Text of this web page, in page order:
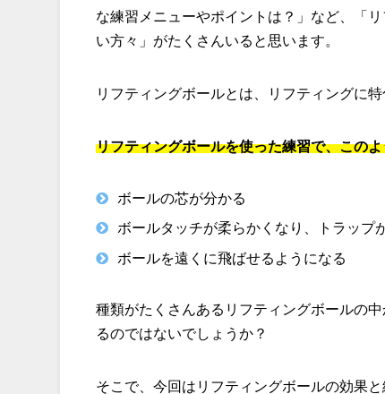
な練習メニューやポイントは？」など、「
い方々」がたくさんいると思います。
リフティングボールとは、リフティングに特
リフティングボールを使った練習で、この
ボールの芯が分かる
ボールタッチが柔らかくなり、トラップ
ボールを遠くに飛ばせるようになる
種類がたくさんあるリフティングボールの
るのではないでしょうか？
そこで、今回はリフティングボールの効果